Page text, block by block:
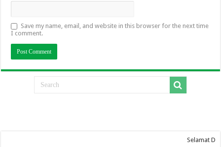
Save my name, email, and website in this browser for the next time
I comment.
Selamat Datang Di